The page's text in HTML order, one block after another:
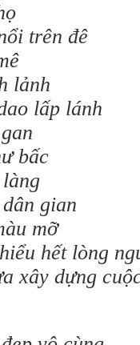
trên đê
lảnh
lấp lánh
bấc
gian
mỡ
hết lòng
xây dựng